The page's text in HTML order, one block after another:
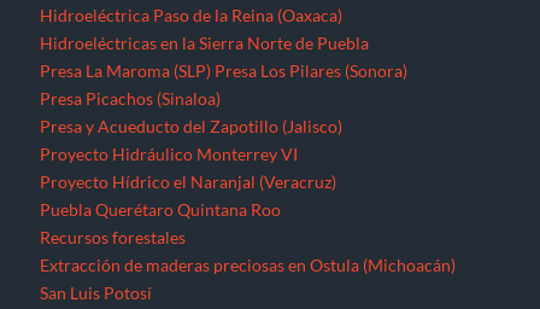
Hidroeléctrica Paso de la Reina (Oaxaca)
Hidroeléctricas en la Sierra Norte de Puebla
Presa La Maroma (SLP) Presa Los Pilares (Sonora)
Presa Picachos (Sinaloa)
Presa y Acueducto del Zapotillo (Jalisco)
Proyecto Hidráulico Monterrey VI
Proyecto Hídrico el Naranjal (Veracruz)
Puebla Querétaro Quintana Roo
Recursos forestales
Extracción de maderas preciosas en Ostula (Michoacán)
San Luis Potosí